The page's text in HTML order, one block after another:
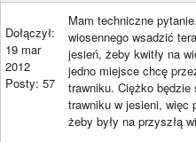
Dołączył:
19 mar
2012
Posty: 57
Mam techniczne
wiosennego wsadzić
jesień, żeby kwitły na
jedno miejsce chcę
trawniku. Ciężko
trawniku w jesieni, więc
żeby były na przyszłą